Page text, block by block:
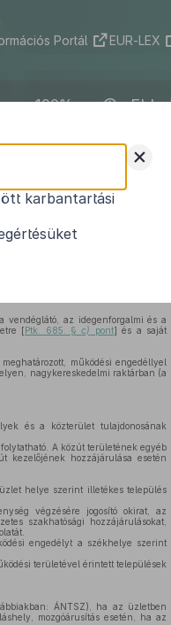
Portál EUR-LEX
ELI
folytatásának
vendéglátó, az idegenforgalmi és a
[Ptk. 685. §c) pont] és a saját
meghatározott, működési engedéllyel
nagykereskedelmi raktárban (a
és a közterület tulajdonosának
A közút területének egyéb
kezelőjének hozzájárulása esetén
helye szerint illetékes település
végzésére jogosító okirat, az
szakhatósági hozzájárulásokat,
engedélyt a székhelye szerint
területével érintett települések
ÁNTSZ), ha az üzletben
mozgóárusítás esetén, ha az
+
karbantartási